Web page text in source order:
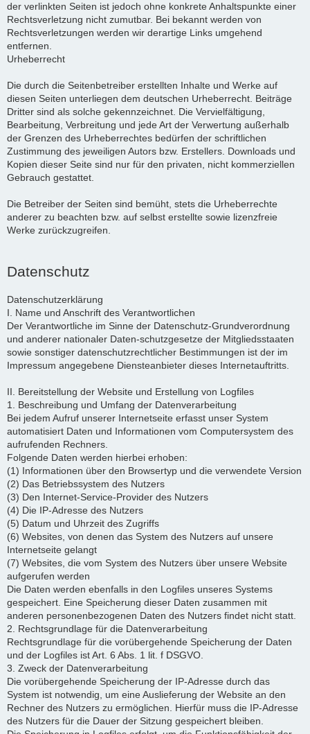
der verlinkten Seiten ist jedoch ohne konkrete Anhaltspunkte einer
Rechtsverletzung nicht zumutbar. Bei bekannt werden von
Rechtsverletzungen werden wir derartige Links umgehend
entfernen.
Urheberrecht
Die durch die Seitenbetreiber erstellten Inhalte und Werke auf
diesen Seiten unterliegen dem deutschen Urheberrecht. Beiträge
Dritter sind als solche gekennzeichnet. Die Vervielfältigung,
Bearbeitung, Verbreitung und jede Art der Verwertung außerhalb
der Grenzen des Urheberrechtes bedürfen der schriftlichen
Zustimmung des jeweiligen Autors bzw. Erstellers. Downloads und
Kopien dieser Seite sind nur für den privaten, nicht kommerziellen
Gebrauch gestattet.
Die Betreiber der Seiten sind bemüht, stets die Urheberrechte
anderer zu beachten bzw. auf selbst erstellte sowie lizenzfreie
Werke zurückzugreifen.
Datenschutz
Datenschutzerklärung
I. Name und Anschrift des Verantwortlichen
Der Verantwortliche im Sinne der Datenschutz-Grundverordnung
und anderer nationaler Daten-schutzgesetze der Mitgliedsstaaten
sowie sonstiger datenschutzrechtlicher Bestimmungen ist der im
Impressum angegebene Diensteanbieter dieses Internetauftritts.
II. Bereitstellung der Website und Erstellung von Logfiles
1. Beschreibung und Umfang der Datenverarbeitung
Bei jedem Aufruf unserer Internetseite erfasst unser System
automatisiert Daten und Informationen vom Computersystem des
aufrufenden Rechners.
Folgende Daten werden hierbei erhoben:
(1) Informationen über den Browsertyp und die verwendete Version
(2) Das Betriebssystem des Nutzers
(3) Den Internet-Service-Provider des Nutzers
(4) Die IP-Adresse des Nutzers
(5) Datum und Uhrzeit des Zugriffs
(6) Websites, von denen das System des Nutzers auf unsere
Internetseite gelangt
(7) Websites, die vom System des Nutzers über unsere Website
aufgerufen werden
Die Daten werden ebenfalls in den Logfiles unseres Systems
gespeichert. Eine Speicherung dieser Daten zusammen mit
anderen personenbezogenen Daten des Nutzers findet nicht statt.
2. Rechtsgrundlage für die Datenverarbeitung
Rechtsgrundlage für die vorübergehende Speicherung der Daten
und der Logfiles ist Art. 6 Abs. 1 lit. f DSGVO.
3. Zweck der Datenverarbeitung
Die vorübergehende Speicherung der IP-Adresse durch das
System ist notwendig, um eine Auslieferung der Website an den
Rechner des Nutzers zu ermöglichen. Hierfür muss die IP-Adresse
des Nutzers für die Dauer der Sitzung gespeichert bleiben.